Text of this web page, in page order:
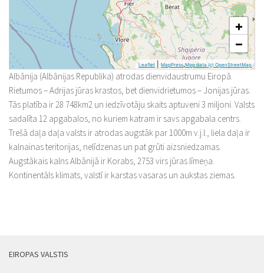
+
−
Leaflet MapPress,Map data (c) OpenStreetMap
Albānija (Albānijas Republika) atrodas dienvidaustrumu Eiropā.
Rietumos – Adrijas jūras krastos, bet dienvidrietumos – Jonijas jūras.
Tās platība ir 28 748km2 un iedzīvotāju skaits aptuveni 3 miljoni. Valsts
sadalīta 12 apgabalos, no kuriem katram ir savs apgabala centrs.
Trešā daļa daļa valsts ir atrodas augstāk par 1000m v.j.l., liela daļa ir
kalnainas teritorijas, nelīdzenas un pat grūti aizsniedzamas.
Augstākais kalns Albānijā ir Korabs, 2753 virs jūras līmeņa.
Kontinentāls klimats, valstī ir karstas vasaras un aukstas ziemas.
EIROPAS VALSTIS